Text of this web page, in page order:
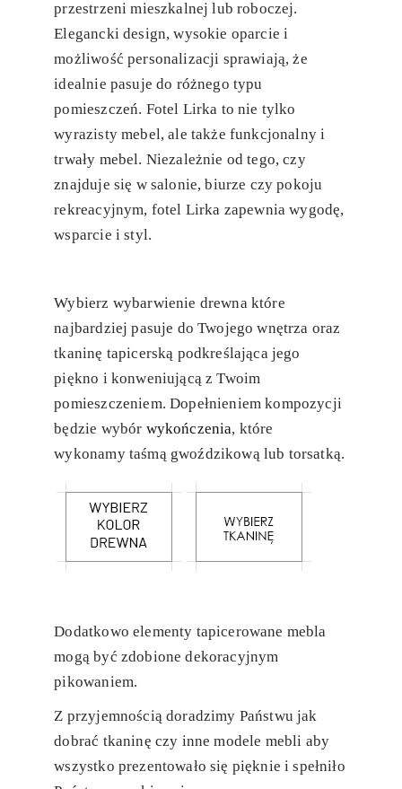
przestrzeni mieszkalnej lub roboczej.
Elegancki design, wysokie oparcie i
możliwość personalizacji sprawiają, że
idealnie pasuje do różnego typu
pomieszczeń. Fotel Lirka to nie tylko
wyrazisty mebel, ale także funkcjonalny i
trwały mebel. Niezależnie od tego, czy
znajduje się w salonie, biurze czy pokoju
rekreacyjnym, fotel Lirka zapewnia wygodę,
wsparcie i styl.
Wybierz wybarwienie drewna które
najbardziej pasuje do Twojego wnętrza oraz
tkaninę tapicerską podkreślająca jego
piękno i konweniującą z Twoim
pomieszczeniem. Dopełnieniem kompozycji
będzie wybór wykończenia, które
wykonamy taśmą gwoździkową lub torsatką.
Dodatkowo elementy tapicerowane mebla
mogą być zdobione dekoracyjnym
pikowaniem.
Z przyjemnością doradzimy Państwu jak
dobrać tkaninę czy inne modele mebli aby
wszystko prezentowało się pięknie i spełniło